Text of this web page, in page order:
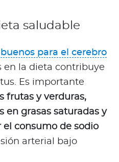
saludable
para el cerebro
en la dieta contribuye
Es importante
frutas y verduras,
en grasas saturadas y
consumo de sodio
arterial bajo